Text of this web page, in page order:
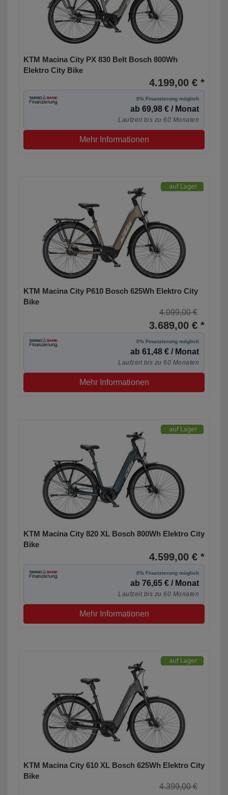
KTM Macina City PX 830 Belt Bosch 800Wh
Elektro City Bike
4.199,00 € *
0% Finanzierung möglich
ab 69,98 € / Monat
Laufzeit bis zu 60 Monaten
Mehr Informationen
KTM Macina City P610 Bosch 625Wh Elektro City
Bike
4.099,00 €
3.689,00 € *
0% Finanzierung möglich
ab 61,48 € / Monat
Laufzeit bis zu 60 Monaten
Mehr Informationen
KTM Macina City 820 XL Bosch 800Wh Elektro City
Bike
4.599,00 € *
0% Finanzierung möglich
ab 76,65 € / Monat
Laufzeit bis zu 60 Monaten
Mehr Informationen
KTM Macina City 610 XL Bosch 625Wh Elektro City
Bike
4.399,00 €